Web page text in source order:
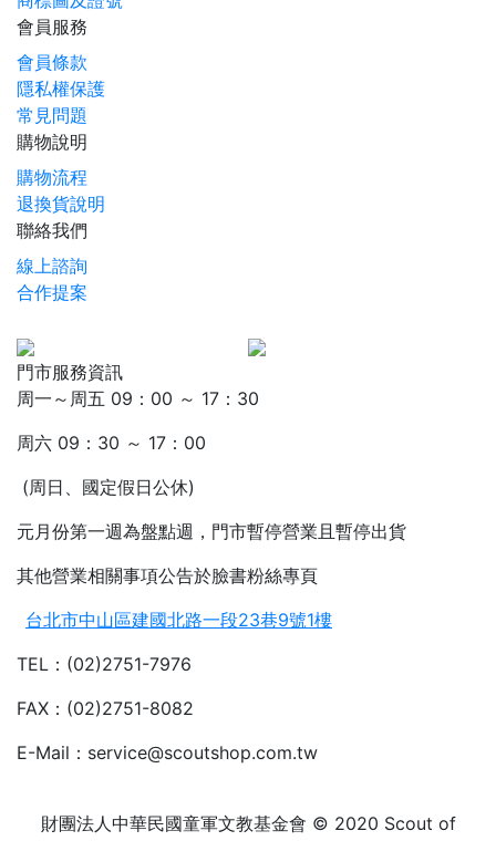
會員服務
會員條款
隱私權保護
常見問題
購物說明
購物流程
退換貨說明
聯絡我們
線上諮詢
合作提案
門市服務資訊
周一～周五 09：00 ～ 17：30
周六 09：30 ～ 17：00
(周日、國定假日公休)
元月份第一週為盤點週，門市暫停營業且暫停出貨
其他營業相關事項公告於臉書粉絲專頁
台北市中山區建國北路一段23巷9號1樓
TEL：(02)2751-7976
FAX：(02)2751-8082
E-Mail：service@scoutshop.com.tw
財團法人中華民國童軍文教基金會 © 2020 Scout of